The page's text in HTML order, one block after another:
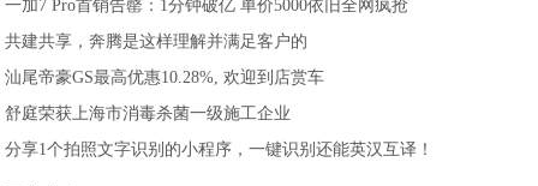
一加7 Pro首销告罄：1分钟破亿 单价5000依旧全网疯抢
共建共享，奔腾是这样理解并满足客户的
汕尾帝豪GS最高优惠10.28%, 欢迎到店赏车
舒庭荣获上海市消毒杀菌一级施工企业
分享1个拍照文字识别的小程序，一键识别还能英汉互译！